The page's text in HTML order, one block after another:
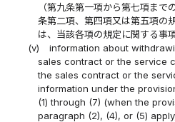
（第九条第一項から第七項ま
条第二項、第四項又は第五項の
は、当該各項の規定に関する事
(v)
information about
sales contract or the service
the sales contract or the
information under the
(1) through (7) (when the
paragraph (2), (4), or (5)